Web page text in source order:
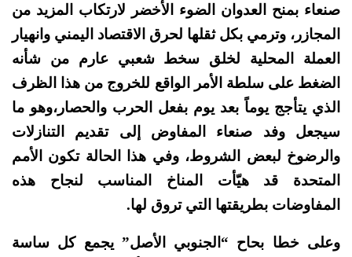
صنعاء بمنح العدوان الضوء الأخضر لارتكاب المزيد من
المجازر، وترمي بكل ثقلها لحرق الاقتصاد اليمني وانهيار
العملة المحلية لخلق سخط شعبي عارم من شأنه
الضغط على سلطة الأمر الواقع للخروج من هذا الظرف
الذي يتأجج يوماً بعد يوم بفعل الحرب والحصار،وهو ما
سيجعل وفد صنعاء المفاوض إلى تقديم التنازلات
والرضوخ لبعض الشروط، وفي هذا الحالة تكون الأمم
المتحدة قد هيّأت المناخ المناسب لنجاح هذه
المفاوضات بطريقتها التي تروق لها.
وعلى خطا بحاح “الجنوبي الأصل” يجمع كل ساسة